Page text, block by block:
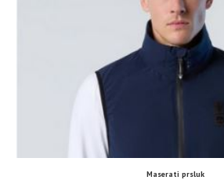
Maserati prsluk